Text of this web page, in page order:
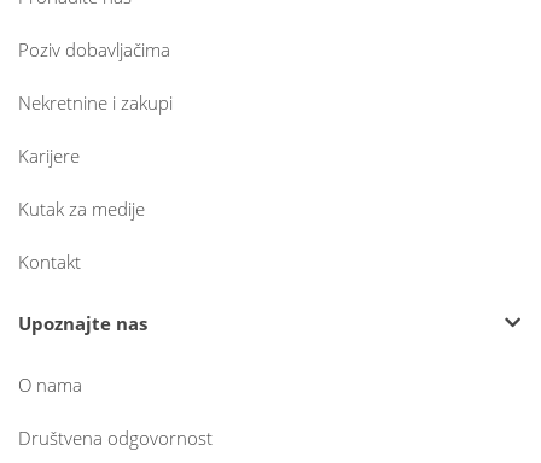
Poziv dobavljačima
Nekretnine i zakupi
Karijere
Kutak za medije
Kontakt
Upoznajte nas
O nama
Društvena odgovornost